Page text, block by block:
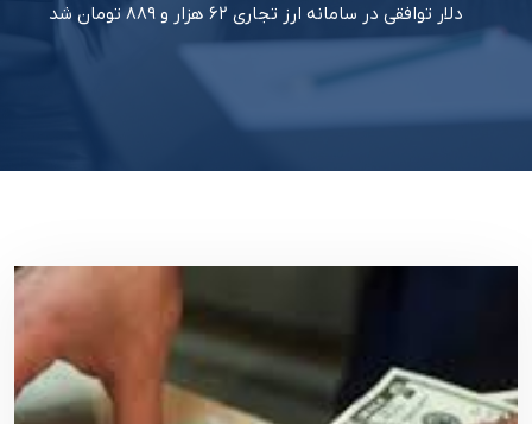
دلار توافقی در سامانه ارز تجاری ۶۲ هزار و ۸۸۹ تومان شد